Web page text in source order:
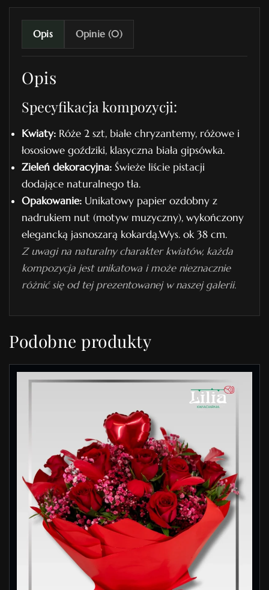
t
ż
y
w
y
r
1
5
Opis Opinie (0)
Opis
Specyfikacja kompozycji:
Kwiaty: Róże 2 szt, białe chryzantemy, różowe i
łososiowe goździki, klasyczna biała gipsówka.
Zieleń dekoracyjna: Świeże liście pistacji
dodające naturalnego tła.
Opakowanie: Unikatowy papier ozdobny z
nadrukiem nut (motyw muzyczny), wykończony
elegancką jasnoszarą kokardą.Wys. ok 38 cm.
Z uwagi na naturalny charakter kwiatów, każda
kompozycja jest unikatowa i może nieznacznie
różnić się od tej prezentowanej w naszej galerii.
Podobne produkty